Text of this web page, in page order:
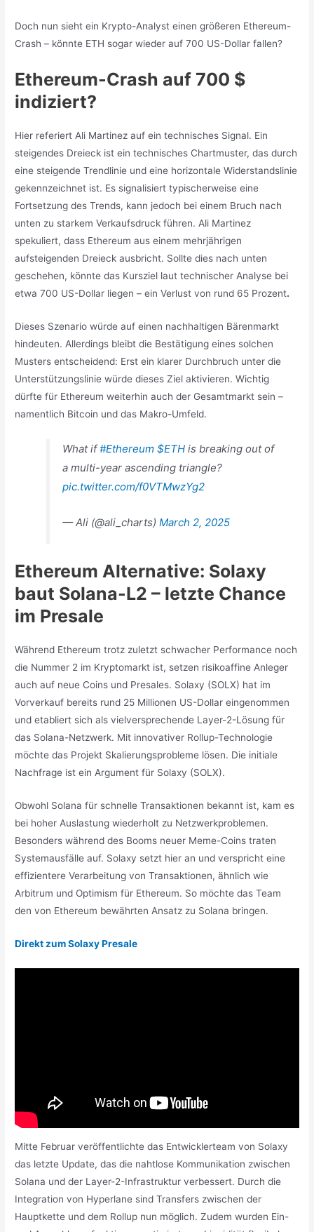
Doch nun sieht ein Krypto-Analyst einen größeren Ethereum-
Crash – könnte ETH sogar wieder auf 700 US-Dollar fallen?
Ethereum-Crash auf 700 $
indiziert?
Hier referiert Ali Martinez auf ein technisches Signal. Ein
steigendes Dreieck ist ein technisches Chartmuster, das durch
eine steigende Trendlinie und eine horizontale Widerstandslinie
gekennzeichnet ist. Es signalisiert typischerweise eine
Fortsetzung des Trends, kann jedoch bei einem Bruch nach
unten zu starkem Verkaufsdruck führen. Ali Martinez
spekuliert, dass Ethereum aus einem mehrjährigen
aufsteigenden Dreieck ausbricht. Sollte dies nach unten
geschehen, könnte das Kursziel laut technischer Analyse bei
etwa 700 US-Dollar liegen – ein Verlust von rund 65 Prozent.
Dieses Szenario würde auf einen nachhaltigen Bärenmarkt
hindeuten. Allerdings bleibt die Bestätigung eines solchen
Musters entscheidend: Erst ein klarer Durchbruch unter die
Unterstützungslinie würde dieses Ziel aktivieren. Wichtig
dürfte für Ethereum weiterhin auch der Gesamtmarkt sein –
namentlich Bitcoin und das Makro-Umfeld.
What if#Ethereum $ETH is breaking out of
a multi-year ascending triangle?
pic.twitter.com/f0VTMwzYg2
— Ali (@ali_charts)March 2, 2025
Ethereum Alternative: Solaxy
baut Solana-L2 – letzte Chance
im Presale
Während Ethereum trotz zuletzt schwacher Performance noch
die Nummer 2 im Kryptomarkt ist, setzen risikoaffine Anleger
auch auf neue Coins und Presales. Solaxy (SOLX) hat im
Vorverkauf bereits rund 25 Millionen US-Dollar eingenommen
und etabliert sich als vielversprechende Layer-2-Lösung für
das Solana-Netzwerk. Mit innovativer Rollup-Technologie
möchte das Projekt Skalierungsprobleme lösen. Die initiale
Nachfrage ist ein Argument für Solaxy (SOLX).
Obwohl Solana für schnelle Transaktionen bekannt ist, kam es
bei hoher Auslastung wiederholt zu Netzwerkproblemen.
Besonders während des Booms neuer Meme-Coins traten
Systemausfälle auf. Solaxy setzt hier an und verspricht eine
effizientere Verarbeitung von Transaktionen, ähnlich wie
Arbitrum und Optimism für Ethereum. So möchte das Team
den von Ethereum bewährten Ansatz zu Solana bringen.
Direkt zum Solaxy Presale
Mitte Februar veröffentlichte das Entwicklerteam von Solaxy
das letzte Update, das die nahtlose Kommunikation zwischen
Solana und der Layer-2-Infrastruktur verbessert. Durch die
Integration von Hyperlane sind Transfers zwischen der
Hauptkette und dem Rollup nun möglich. Zudem wurden Ein-